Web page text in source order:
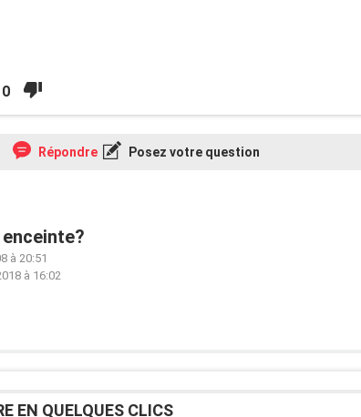
0
Répondre Posez votre question
à 20:51
à 16:02
EN QUELQUES CLICS